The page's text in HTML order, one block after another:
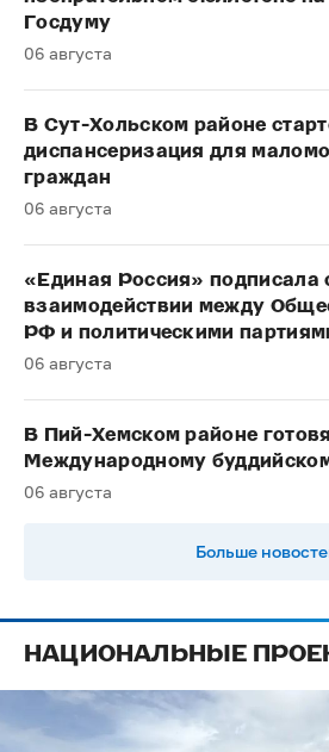
Госдуму
06 августа
В Сут-Хольском районе
диспансеризация для
граждан
06 августа
«Единая Россия» подписала
взаимодействии между
РФ и политическими
06 августа
В Пий-Хемском районе
Международному
06 августа
Больше
НАЦИОНАЛЬНЫЕ